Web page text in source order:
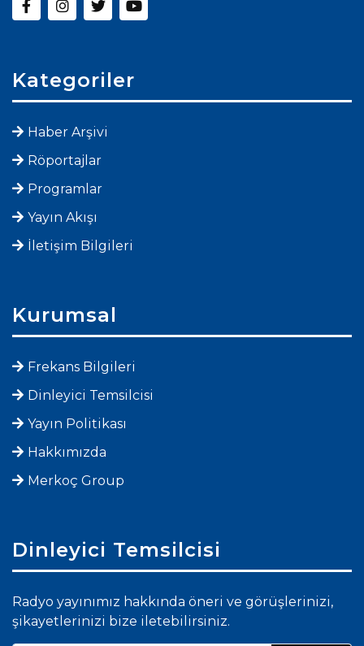
Kategoriler
Haber Arşivi
Röportajlar
Programlar
Yayın Akışı
İletişim Bilgileri
Kurumsal
Frekans Bilgileri
Dinleyici Temsilcisi
Yayın Politikası
Hakkımızda
Merkoç Group
Dinleyici Temsilcisi
Radyo yayınımız hakkında öneri ve görüşlerinizi,
şikayetlerinizi bize iletebilirsiniz.